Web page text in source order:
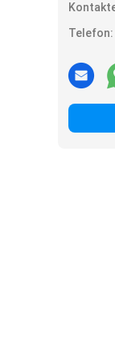
Telefon: